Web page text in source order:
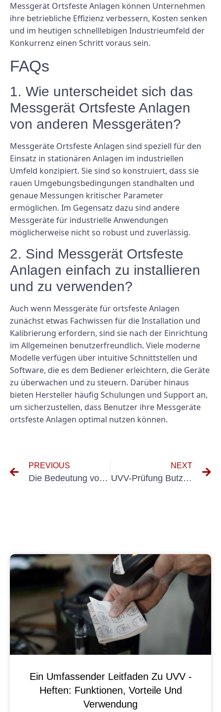
Messgerät Ortsfeste Anlagen können Unternehmen
ihre betriebliche Effizienz verbessern, Kosten senken
und im heutigen schnelllebigen Industrieumfeld der
Konkurrenz einen Schritt voraus sein.
FAQs
1. Wie unterscheidet sich das
Messgerät Ortsfeste Anlagen
von anderen Messgeräten?
Messgeräte Ortsfeste Anlagen sind speziell für den
Einsatz in stationären Anlagen im industriellen
Umfeld konzipiert. Sie sind so konstruiert, dass sie
rauen Umgebungsbedingungen standhalten und
genaue Messungen kritischer Parameter
ermöglichen. Im Gegensatz dazu sind andere
Messgeräte für industrielle Anwendungen
möglicherweise nicht so robust und zuverlässig.
2. Sind Messgerät Ortsfeste
Anlagen einfach zu installieren
und zu verwenden?
Auch wenn Messgeräte für ortsfeste Anlagen
zunächst etwas Fachwissen für die Installation und
Kalibrierung erfordern, sind sie nach der Einrichtung
im Allgemeinen benutzerfreundlich. Viele moderne
Modelle verfügen über intuitive Schnittstellen und
Software, die es dem Bediener erleichtern, die Geräte
zu überwachen und zu steuern. Darüber hinaus
bieten Hersteller häufig Schulungen und Support an,
um sicherzustellen, dass Benutzer ihre Messgeräte
ortsfeste Anlagen optimal nutzen können.
PREVIOUS
Die Bedeutung von UVV-Inspektionen für Firmenfahrzeuge verstehen
NEXT
UVV-Prüfung Butzbach
Ein Umfassender Leitfaden Zu UVV -
Heften: Funktionen, Vorteile Und
Verwendung